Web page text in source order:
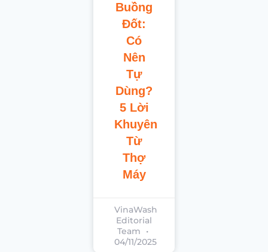
Buồng
Đốt:
Có
Nên
Tự
Dùng?
5 Lời
Khuyên
Từ
Thợ
Máy
VinaWash
Editorial
Team
04/11/2025